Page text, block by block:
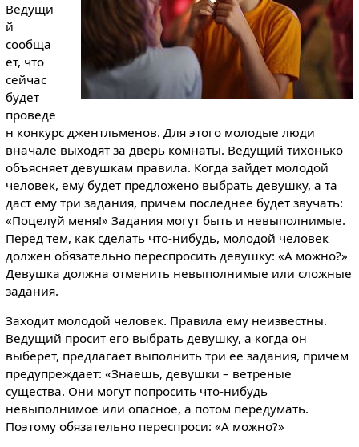
Ведущи
й
сообща
ет, что
сейчас
будет
проведе
н конкурс джентльменов. Для этого молодые люди
вначале выходят за дверь комнаты. Ведущий тихонько
объясняет девушкам правила. Когда зайдет молодой
человек, ему будет предложено выбрать девушку, а та
даст ему три задания, причем последнее будет звучать:
«Поцелуй меня!» Задания могут быть и невыполнимые.
Перед тем, как сделать что-нибудь, молодой человек
должен обязательно переспросить девушку: «А можно?»
Девушка должна отменить невыполнимые или сложные
задания.
Заходит молодой человек. Правила ему неизвестны.
Ведущий просит его выбрать девушку, а когда он
выберет, предлагает выполнить три ее задания, причем
предупреждает: «Знаешь, девушки – ветреные
существа. Они могут попросить что-нибудь
невыполнимое или опасное, а потом передумать.
Поэтому обязательно переспроси: «А можно?»